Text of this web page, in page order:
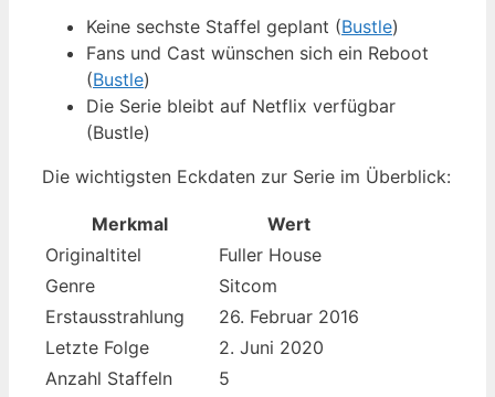
Keine sechste Staffel geplant (Bustle)
Fans und Cast wünschen sich ein Reboot
(Bustle)
Die Serie bleibt auf Netflix verfügbar
(Bustle)
Die wichtigsten Eckdaten zur Serie im Überblick:
Merkmal
Wert
Originaltitel
Fuller House
Genre
Sitcom
Erstausstrahlung
26. Februar 2016
Letzte Folge
2. Juni 2020
Anzahl Staffeln
5